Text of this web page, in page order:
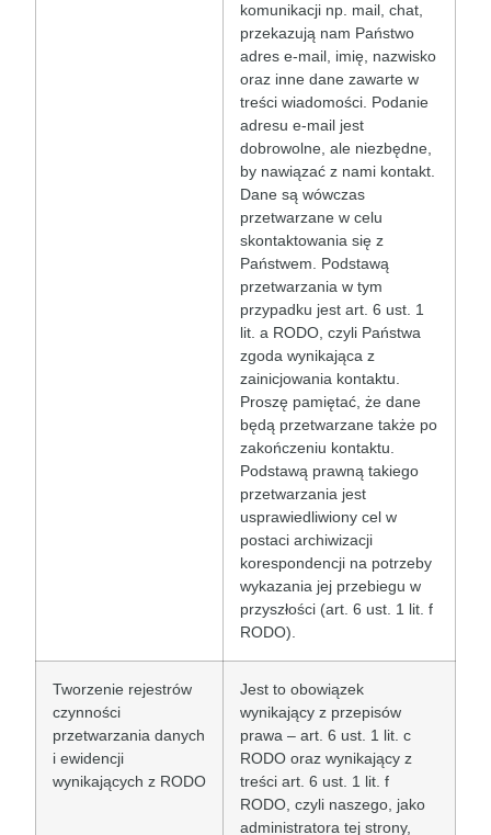
komunikacji np. mail, chat,
przekazują nam Państwo
adres e-mail, imię, nazwisko
oraz inne dane zawarte w
treści wiadomości. Podanie
adresu e-mail jest
dobrowolne, ale niezbędne,
by nawiązać z nami kontakt.
Dane są wówczas
przetwarzane w celu
skontaktowania się z
Państwem. Podstawą
przetwarzania w tym
przypadku jest art. 6 ust. 1
lit. a RODO, czyli Państwa
zgoda wynikająca z
zainicjowania kontaktu.
Proszę pamiętać, że dane
będą przetwarzane także po
zakończeniu kontaktu.
Podstawą prawną takiego
przetwarzania jest
usprawiedliwiony cel w
postaci archiwizacji
korespondencji na potrzeby
wykazania jej przebiegu w
przyszłości (art. 6 ust. 1 lit. f
RODO).
Tworzenie rejestrów
czynności
przetwarzania danych
i ewidencji
wynikających z RODO
Jest to obowiązek
wynikający z przepisów
prawa – art. 6 ust. 1 lit. c
RODO oraz wynikający z
treści art. 6 ust. 1 lit. f
RODO, czyli naszego, jako
administratora tej strony,